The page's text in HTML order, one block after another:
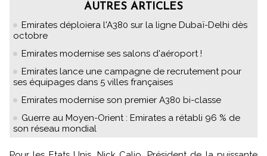
AUTRES ARTICLES
Emirates déploiera l'A380 sur la ligne Dubaï-Delhi dès
octobre
Emirates modernise ses salons d'aéroport !
Emirates lance une campagne de recrutement pour
ses équipages dans 5 villes françaises
Emirates modernise son premier A380 bi-classe
Guerre au Moyen-Orient : Emirates a rétabli 96 % de
son réseau mondial